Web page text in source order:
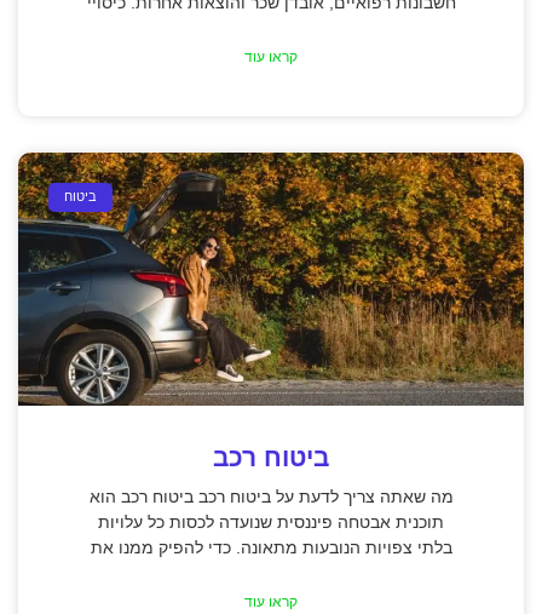
קראו עוד
ביטוח
ביטוח רכב
מה שאתה צריך לדעת על ביטוח רכב ביטוח רכב הוא
תוכנית אבטחה פיננסית שנועדה לכסות כל עלויות
בלתי צפויות הנובעות מתאונה. כדי להפיק ממנו את
קראו עוד